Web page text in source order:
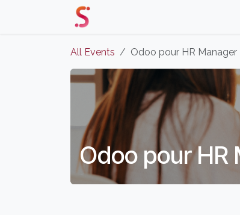
All Events Odoo pour HR Manager
Odoo pour HR